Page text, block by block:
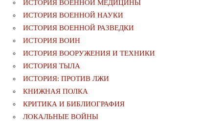
ИСТОРИЯ ВОЕННОЙ МЕДИЦИНЫ
ИСТОРИЯ ВОЕННОЙ НАУКИ
ИСТОРИЯ ВОЕННОЙ РАЗВЕДКИ
ИСТОРИЯ ВОИН
ИСТОРИЯ ВООРУЖЕНИЯ И ТЕХНИКИ
ИСТОРИЯ ТЫЛА
ИСТОРИЯ: ПРОТИВ ЛЖИ
КНИЖНАЯ ПОЛКА
КРИТИКА И БИБЛИОГРАФИЯ
ЛОКАЛЬНЫЕ ВОЙНЫ